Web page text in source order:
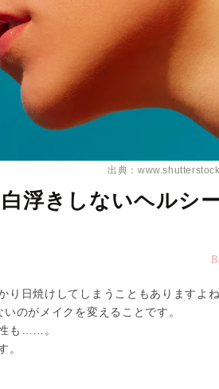
出典：
浮きしないヘルシ
日焼けしてしまうこともありますよね
のがメイクを変えることです。
も……。
。